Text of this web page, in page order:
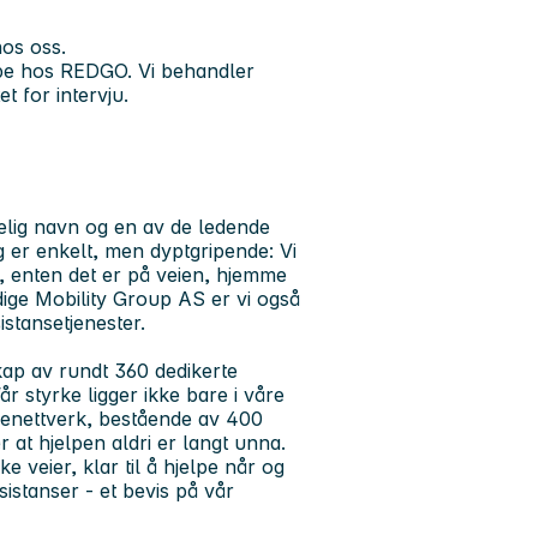
oss.
hos REDGO. Vi behandler
for intervju.
navn og en av de ledende
enkelt, men dyptgripende: Vi
det er på veien, hjemme
Mobility Group AS er vi også
av rundt 360 dedikerte
styrke ligger ikke bare i våre
bestående av 400
at hjelpen aldri er langt unna.
veier, klar til å hjelpe når og
- et bevis på vår